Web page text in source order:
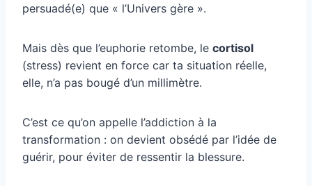
persuadé(e) que « l’Univers gère ».
Mais dès que l’euphorie retombe, le cortisol
(stress) revient en force car ta situation réelle,
elle, n’a pas bougé d’un millimètre.
C’est ce qu’on appelle l’addiction à la
transformation : on devient obsédé par l’idée de
guérir, pour éviter de ressentir la blessure.